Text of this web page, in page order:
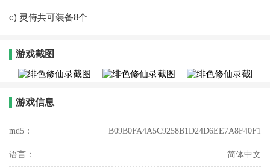
c) 灵侍共可装备8个
游戏截图
游戏信息
md5： B09B0FA4A5C9258B1D24D6EE7A8F40F1
语言： 简体中文